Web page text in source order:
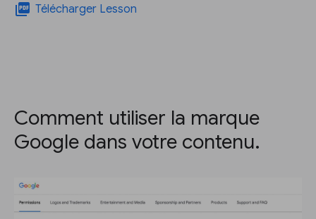
picture_as_pdf Télécharger Lesson
Comment utiliser la marque
Google dans votre contenu.